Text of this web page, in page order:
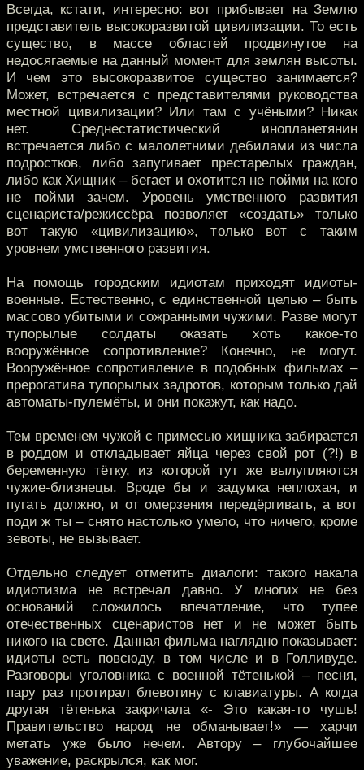
Всегда, кстати, интересно: вот прибывает на Землю
представитель высокоразвитой цивилизации. То есть
существо, в массе областей продвинутое на
недосягаемые на данный момент для землян высоты.
И чем это высокоразвитое существо занимается?
Может, встречается с представителями руководства
местной цивилизации? Или там с учёными? Никак
нет. Среднестатистический инопланетянин
встречается либо с малолетними дебилами из числа
подростков, либо запугивает престарелых граждан,
либо как Хищник – бегает и охотится не пойми на кого
не пойми зачем. Уровень умственного развития
сценариста/режиссёра позволяет «создать» только
вот такую «цивилизацию», только вот с таким
уровнем умственного развития.
На помощь городским идиотам приходят идиоты-
военные. Естественно, с единственной целью – быть
массово убитыми и сожранными чужими. Разве могут
тупорылые солдаты оказать хоть какое-то
вооружённое сопротивление? Конечно, не могут.
Вооружённое сопротивление в подобных фильмах –
прерогатива тупорылых задротов, которым только дай
автоматы-пулемёты, и они покажут, как надо.
Тем временем чужой с примесью хищника забирается
в роддом и откладывает яйца через свой рот (?!) в
беременную тётку, из которой тут же вылупляются
чужие-близнецы. Вроде бы и задумка неплохая, и
пугать должно, и от омерзения передёргивать, а вот
поди ж ты – снято настолько умело, что ничего, кроме
зевоты, не вызывает.
Отдельно следует отметить диалоги: такого накала
идиотизма не встречал давно. У многих не без
оснований сложилось впечатление, что тупее
отечественных сценаристов нет и не может быть
никого на свете. Данная фильма наглядно показывает:
идиоты есть повсюду, в том числе и в Голливуде.
Разговоры уголовника с военной тётенькой – песня,
пару раз протирал блевотину с клавиатуры. А когда
другая тётенька закричала «- Это какая-то чушь!
Правительство народ не обманывает!» — харчи
метать уже было нечем. Автору – глубочайшее
уважение, раскрылся, как мог.